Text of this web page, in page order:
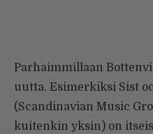
Parhaimmillaan
uutta. Esimerkiksi Sist
(Scandinavian Music
kuitenkin yksin) on